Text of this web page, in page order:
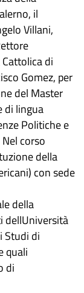
il
Villani,
di
Gomez, per
del Master
di lingua
Politiche e
corso
della
con sede
della
dellUniversità
Studi di
quali
di